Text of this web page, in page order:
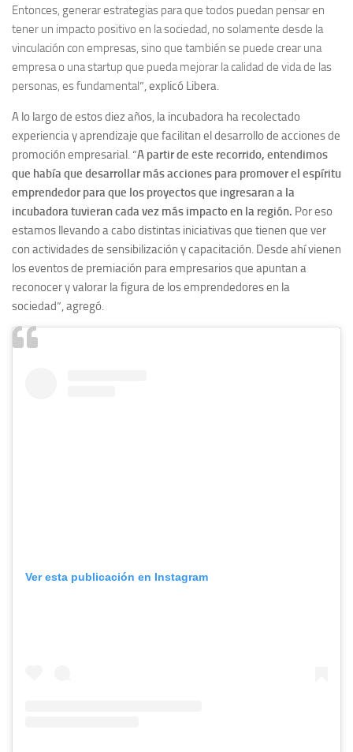
Entonces, generar estrategias para que todos puedan pensar en
tener un impacto positivo en la sociedad, no solamente desde la
vinculación con empresas, sino que también se puede crear una
empresa o una startup que pueda mejorar la calidad de vida de las
personas, es fundamental”, explicó Libera.
A lo largo de estos diez años, la incubadora ha recolectado
experiencia y aprendizaje que facilitan el desarrollo de acciones de
promoción empresarial. “A partir de este recorrido, entendimos
que había que desarrollar más acciones para promover el espíritu
emprendedor para que los proyectos que ingresaran a la
incubadora tuvieran cada vez más impacto en la región. Por eso
estamos llevando a cabo distintas iniciativas que tienen que ver
con actividades de sensibilización y capacitación. Desde ahí vienen
los eventos de premiación para empresarios que apuntan a
reconocer y valorar la figura de los emprendedores en la
sociedad”, agregó.
Ver esta publicación en Instagram